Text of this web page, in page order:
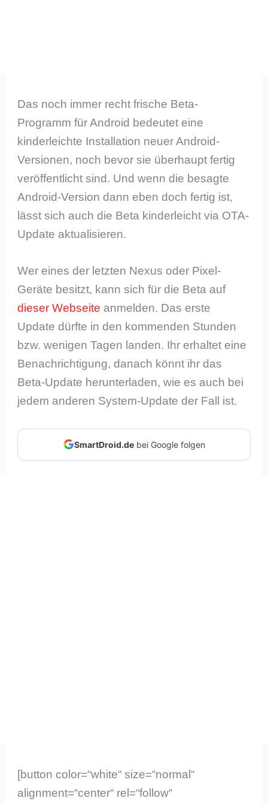
Das noch immer recht frische Beta-
Programm für Android bedeutet eine
kinderleichte Installation neuer Android-
Versionen, noch bevor sie überhaupt fertig
veröffentlicht sind. Und wenn die besagte
Android-Version dann eben doch fertig ist,
lässt sich auch die Beta kinderleicht via OTA-
Update aktualisieren.
Wer eines der letzten Nexus oder Pixel-
Geräte besitzt, kann sich für die Beta auf
dieser Webseite anmelden. Das erste
Update dürfte in den kommenden Stunden
bzw. wenigen Tagen landen. Ihr erhaltet eine
Benachrichtigung, danach könnt ihr das
Beta-Update herunterladen, wie es auch bei
jedem anderen System-Update der Fall ist.
SmartDroid.debei Google folgen
[button color=“white“ size=“normal“
alignment=“center“ rel=“follow“